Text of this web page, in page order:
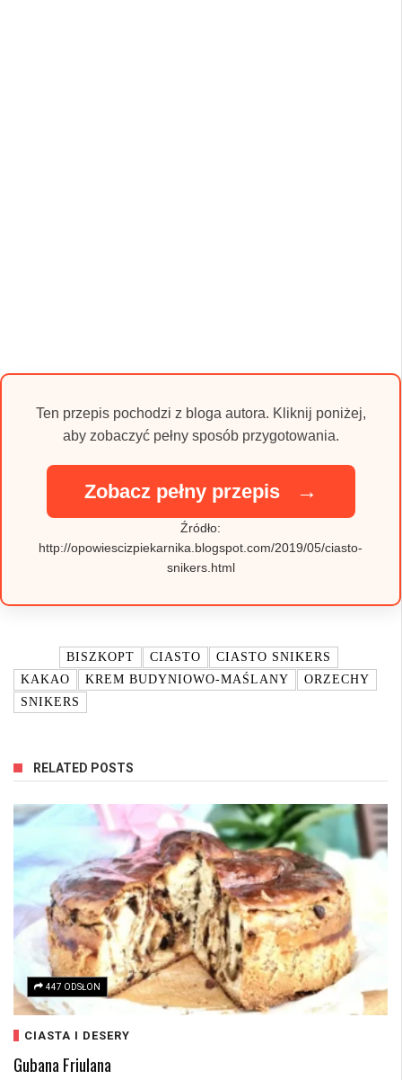
Ten przepis pochodzi z bloga autora. Kliknij poniżej,
aby zobaczyć pełny sposób przygotowania.
Zobacz pełny przepis →
Źródło:
http://opowiescizpiekarnika.blogspot.com/2019/05/ciasto-
snikers.html
BISZKOPT CIASTO
CIASTO SNIKERS
KAKAO
KREM BUDYNIOWO-MAŚLANY
ORZECHY
SNIKERS
RELATED POSTS
447 ODSŁON
CIASTA I DESERY
Gubana Friulana